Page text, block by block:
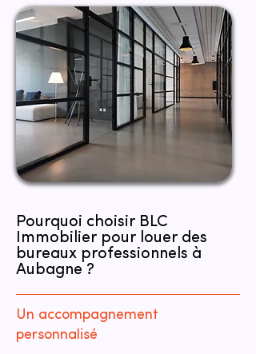
Pourquoi choisir BLC
Immobilier pour louer des
bureaux professionnels à
Aubagne ?
Un accompagnement
personnalisé